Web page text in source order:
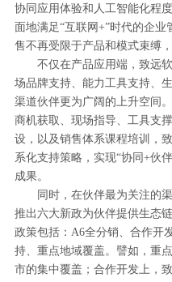
协同应用体验和人工智能化程
面地满足“互联网+”时代的企
售不再受限于产品和模式束缚
不仅在产品应用端，致远
场品牌支持、能力工具支持、
渠道伙伴更为广阔的上升空间
商机获取、现场指导、工具支
设，以及销售体系课程培训，
系化支持策略，实现“协同+伙
成果。
同时，在伙伴最为关注的
推出六大新政为伙伴提供生态
政策包括：A6全分销、合作开
持、重点地域覆盖。譬如，重
市的集中覆盖；合作开发上，